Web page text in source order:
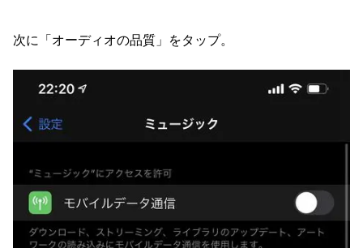
次に「オーディオの品質」をタップ。